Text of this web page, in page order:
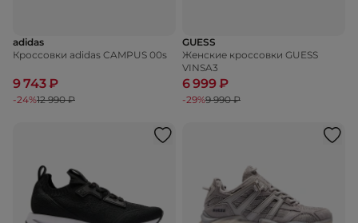
adidas
Кроссовки adidas CAMPUS 00s
9 743 ₽
-24%12 990 ₽
GUESS
Женские кроссовки GUESS
VINSA3
6 999 ₽
-29%9 990 ₽